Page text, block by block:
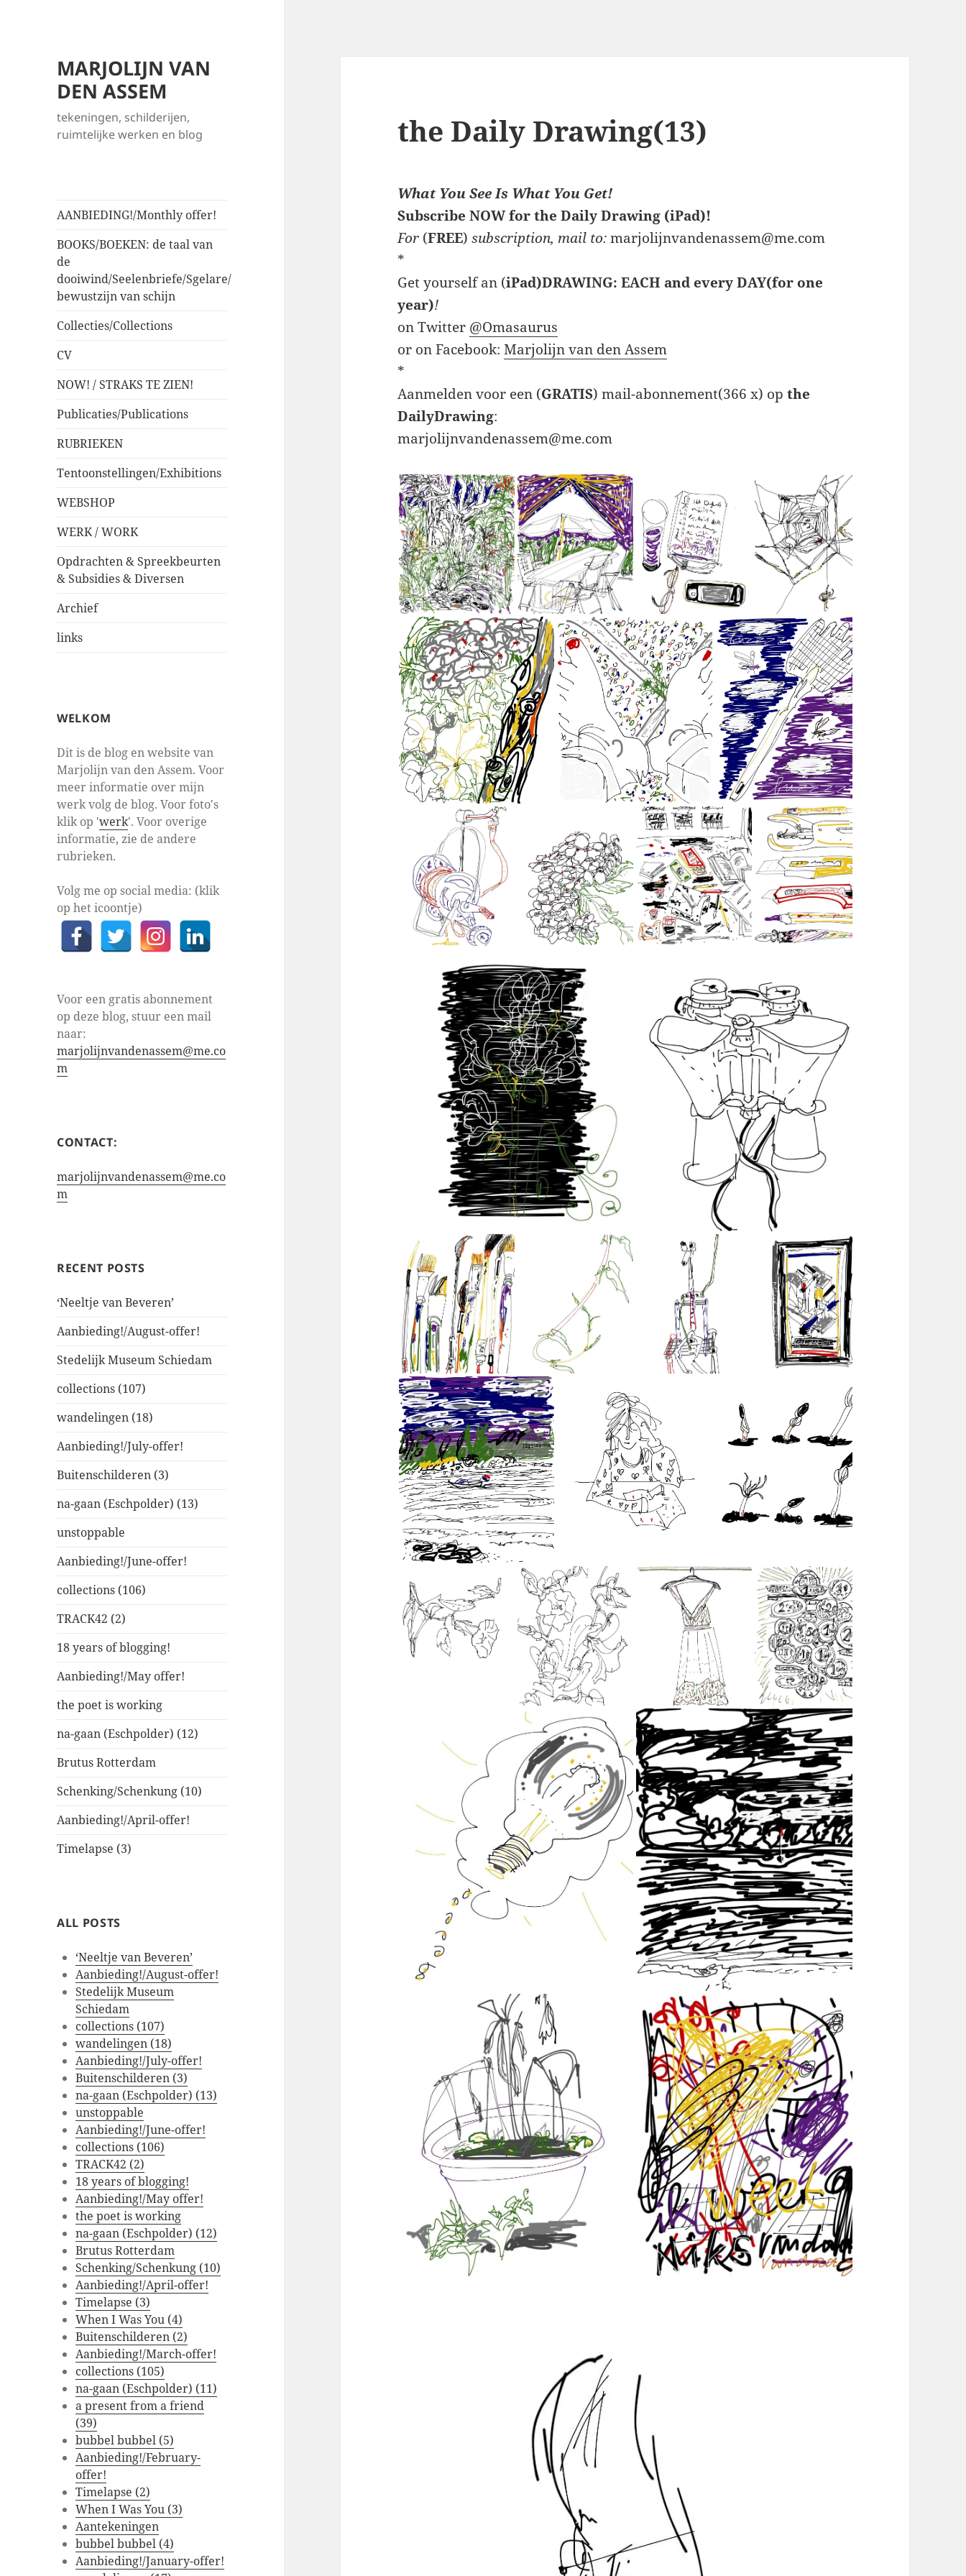
MARJOLIJN VAN
DEN ASSEM
tekeningen, schilderijen,
ruimtelijke werken en blog
AANBIEDING!/Monthly offer!
BOOKS/BOEKEN: de taal van
de
dooiwind/Seelenbriefe/Sgelare/
bewustzijn van schijn
Collecties/Collections
CV
NOW! / STRAKS TE ZIEN!
Publicaties/Publications
RUBRIEKEN
Tentoonstellingen/Exhibitions
WEBSHOP
WERK / WORK
Opdrachten & Spreekbeurten
& Subsidies & Diversen
Archief
links
WELKOM
Dit is de blog en website van
Marjolijn van den Assem. Voor
meer informatie over mijn
werk volg de blog. Voor foto's
klik op 'werk'. Voor overige
informatie, zie de andere
rubrieken.
Volg me op social media: (klik
op het icoontje)
Voor een gratis abonnement
op deze blog, stuur een mail
naar:
marjolijnvandenassem@me.co
m
CONTACT:
marjolijnvandenassem@me.co
m
RECENT POSTS
‘Neeltje van Beveren’
Aanbieding!/August-offer!
Stedelijk Museum Schiedam
collections (107)
wandelingen (18)
Aanbieding!/July-offer!
Buitenschilderen (3)
na-gaan (Eschpolder) (13)
unstoppable
Aanbieding!/June-offer!
collections (106)
TRACK42 (2)
18 years of blogging!
Aanbieding!/May offer!
the poet is working
na-gaan (Eschpolder) (12)
Brutus Rotterdam
Schenking/Schenkung (10)
Aanbieding!/April-offer!
Timelapse (3)
ALL POSTS
‘Neeltje van Beveren’
Aanbieding!/August-offer!
Stedelijk Museum
Schiedam
collections (107)
wandelingen (18)
Aanbieding!/July-offer!
Buitenschilderen (3)
na-gaan (Eschpolder) (13)
unstoppable
Aanbieding!/June-offer!
collections (106)
TRACK42 (2)
18 years of blogging!
Aanbieding!/May offer!
the poet is working
na-gaan (Eschpolder) (12)
Brutus Rotterdam
Schenking/Schenkung (10)
Aanbieding!/April-offer!
Timelapse (3)
When I Was You (4)
Buitenschilderen (2)
Aanbieding!/March-offer!
collections (105)
na-gaan (Eschpolder) (11)
a present from a friend
(39)
bubbel bubbel (5)
Aanbieding!/February-
offer!
Timelapse (2)
When I Was You (3)
Aantekeningen
bubbel bubbel (4)
Aanbieding!/January-offer!
the Daily Drawing(13)
What You See Is What You Get!
Subscribe NOW for the Daily Drawing (iPad)!
For (FREE)subscription, mail to:marjolijnvandenassem@me.com
*
Get yourself an (iPad)DRAWING: EACH and every DAY(for one
year)!
on Twitter @Omasaurus
or on Facebook:Marjolijn van den Assem
*
Aanmelden voor een (GRATIS) mail-abonnement(366 x) opthe
DailyDrawing:
marjolijnvandenassem@me.com